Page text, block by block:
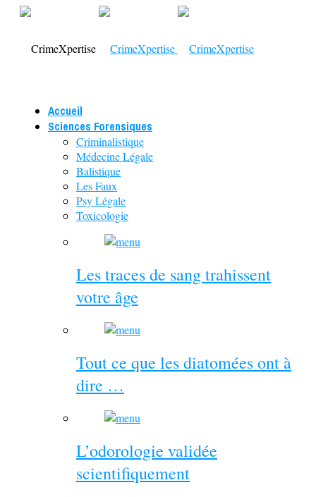
Accueil
Sciences Forensiques
Criminalistique
Médecine Légale
Balistique
Les Faux
Psy Légale
Toxicologie
Les traces de sang trahissent
votre âge
Tout ce que les diatomées ont à
dire …
L’odorologie validée
scientifiquement